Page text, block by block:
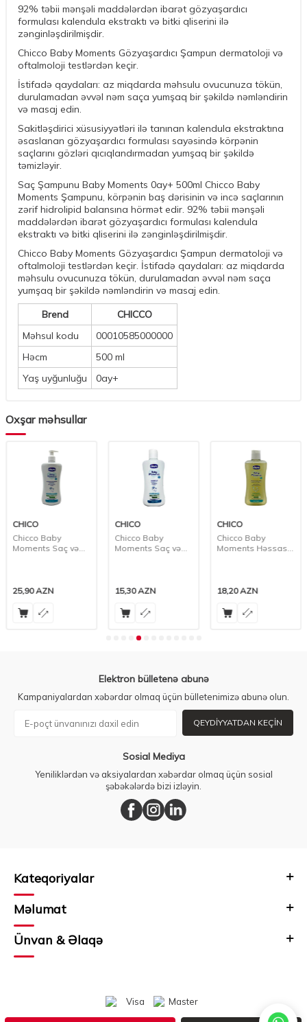
92% təbii mənşəli maddələrdən ibarət gözyaşardıcı
formulası kalendula ekstraktı və bitki qliserini ilə
zənginləşdirilmişdir.
Chicco Baby Moments Gözyaşardıcı Şampun dermatoloji və
oftalmoloji testlərdən keçir.
İstifadə qaydaları: az miqdarda məhsulu ovucunuza tökün,
durulamadan əvvəl nəm saça yumşaq bir şəkildə nəmləndirin
və masaj edin.
Sakitləşdirici xüsusiyyətləri ilə tanınan kalendula ekstraktına
əsaslanan gözyaşardıcı formulası sayəsində körpənin
saçlarını gözləri qıcıqlandırmadan yumşaq bir şəkildə
təmizləyir.
Saç Şampunu Baby Moments 0ay+ 500ml Chicco Baby
Moments Şampunu, körpənin baş dərisinin və incə saçlarının
zərif hidrolipid balansına hörmət edir. 92% təbii mənşəli
maddələrdən ibarət gözyaşardıcı formulası kalendula
ekstraktı və bitki qliserini ilə zənginləşdirilmişdir.
Chicco Baby Moments Gözyaşardıcı Şampun dermatoloji və
oftalmoloji testlərdən keçir. İstifadə qaydaları: az miqdarda
məhsulu ovucunuza tökün, durulamadan əvvəl nəm saça
yumşaq bir şəkildə nəmləndirin və masaj edin.
Brend
CHICCO
Məhsul kodu
00010585000000
Həcm
500 ml
Yaş uyğunluğu
0ay+
Oxşar məhsullar
CHICO
Chicco Baby
Moments Saç və
25,90AZN
CHICO
Chicco Baby
Moments Saç və
15,30AZN
CHICO
Chicco Baby
Moments Həssas
18,20AZN
Elektron bülletenə abunə
Kampaniyalardan xəbərdar olmaq üçün bülletenimizə abunə olun.
QEYDIYYATDAN KEÇIN
Sosial Mediya
Yeniliklərdən və aksiyalardan xəbərdar olmaq üçün sosial
şəbəkələrdə bizi izləyin.
Kateqoriyalar
Məlumat
Ünvan & Əlaqə